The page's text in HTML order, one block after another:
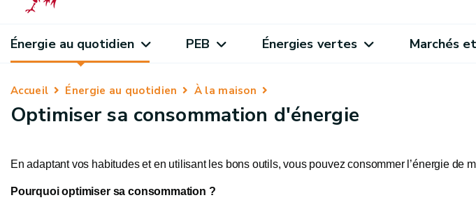
Énergie au quotidien PEB Énergies vertes Marchés
Accueil Énergie au quotidien À la maison
Optimiser sa consommation d'énergie
En adaptant vos habitudes et en utilisant les bons outils, vous pouvez consommer l’énergie de
Pourquoi optimiser sa consommation ?